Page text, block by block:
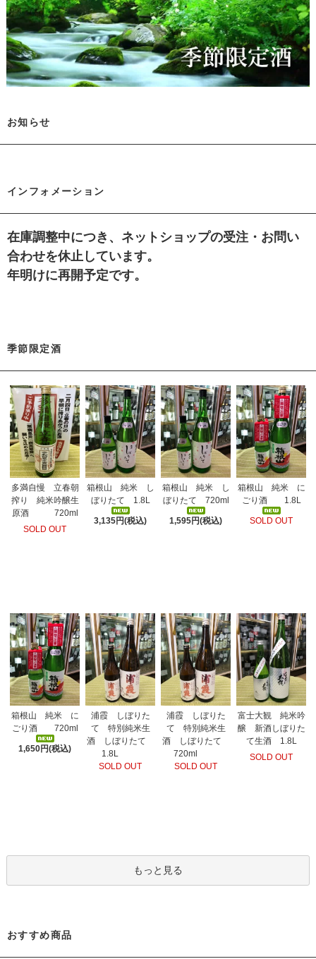
お知らせ
インフォメーション
在庫調整中につき、ネットショップの受注・お問い
合わせを休止しています。
年明けに再開予定です。
季節限定酒
多満自慢 立春朝
搾り 純米吟醸生
原酒 720ml
SOLD OUT
箱根山 純米 し
ぼりたて 1.8L
3,135円(税込)
箱根山 純米 し
ぼりたて 720ml
1,595円(税込)
箱根山 純米 に
ごり酒 1.8L
SOLD OUT
箱根山 純米 に
ごり酒 720ml
1,650円(税込)
浦霞 しぼりた
て 特別純米生
酒 しぼりたて
1.8L
SOLD OUT
浦霞 しぼりた
て 特別純米生
酒 しぼりたて
720ml
SOLD OUT
富士大観 純米吟
醸 新酒しぼりた
て生酒 1.8L
SOLD OUT
もっと見る
おすすめ商品